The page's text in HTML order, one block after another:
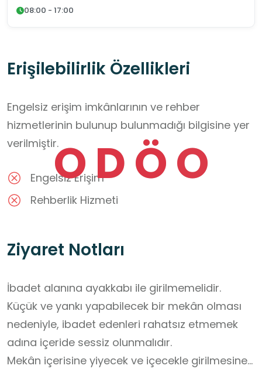
ODÖO
08:00 - 17:00
Erişilebilirlik Özellikleri
Engelsiz erişim imkânlarının ve rehber
hizmetlerinin bulunup bulunmadığı bilgisine yer
verilmiştir.
Engelsiz Erişim
Rehberlik Hizmeti
Ziyaret Notları
İbadet alanına ayakkabı ile girilmemelidir.
Küçük ve yankı yapabilecek bir mekân olması
nedeniyle, ibadet edenleri rahatsız etmemek
adına içeride sessiz olunmalıdır.
Mekân içerisine yiyecek ve içecekle girilmesine